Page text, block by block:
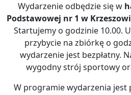
Wydarzenie odbędzie się w
Podstawowej nr 1 w
Startujemy o godzinie 10.00.
przybycie na zbiórkę o
wydarzenie jest bezpłatny.
wygodny strój sportowy
W programie wydarzenia jest